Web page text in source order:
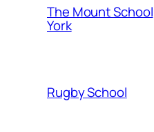
The Mount School
York
Rugby School